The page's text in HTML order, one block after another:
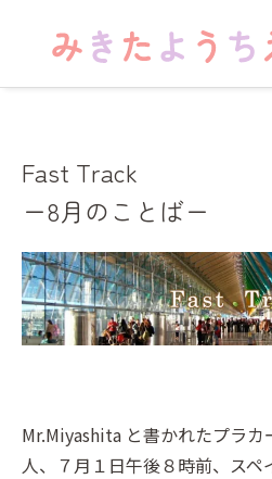
Fast Track
ー8月のことばー
Mr.Miyashita と書かれたプラ
人、７月１日午後８時前、スペ